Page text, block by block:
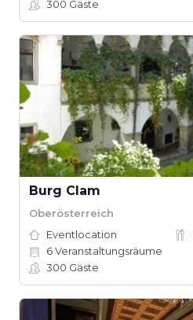
300 Gäste
Burg Clam
Oberösterreich
Eventlocation
6Veranstaltungsräume
300 Gäste